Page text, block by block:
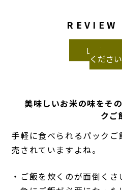
REVIEW
レビュー
ください
美味しいお米の味をそ
クご
手軽に食べられるパック
売されていますよね。
・ご飯を炊くのが面倒くさ